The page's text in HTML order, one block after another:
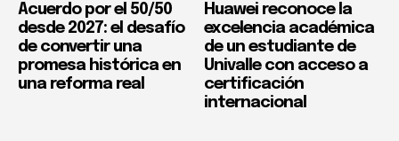
Acuerdo por el 50/50
desde 2027: el desafío
de convertir una
promesa histórica en
una reforma real
Huawei reconoce la
excelencia académica
de un estudiante de
Univalle con acceso a
certificación
internacional